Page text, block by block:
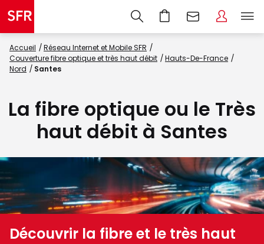
Accueil
Réseau Internet et Mobile SFR
Couverture fibre optique et très haut débit
Hauts-De-France
Nord
Santes
La fibre optique ou le Très
haut débit à Santes
Découvrir la fibre et le très haut